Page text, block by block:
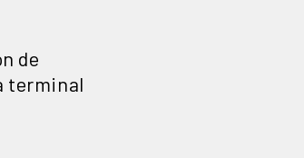
de
terminal